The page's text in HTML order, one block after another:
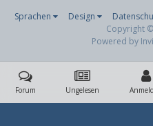
Sprachen Design
Copyright
Powered by
Forum Ungelesen